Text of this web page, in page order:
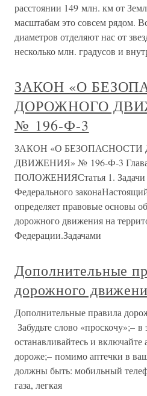
расстоянии 149 млн. км от
масштабам это совсем рядом.
диаметров отделяют нас от
несколько млн. градусов и
ЗАКОН «О
ДОРОЖНОГО
№ 196-Ф-3
ЗАКОН «О
ДВИЖЕНИЯ» № 196-Ф-3
ПОЛОЖЕНИЯСтатья 1. Задачи
Федерального
определяет правовые основы
дорожного движения на
Федерации.Задачами
Дополнительные
дорожного
Дополнительные правила
Забудьте слово «проскочу»;–
останавливайтесь и
дороже;– помимо аптечки в
должны быть: мобильный
газа, легкая